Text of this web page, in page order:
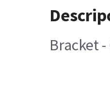
Bracket